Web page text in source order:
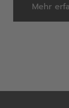
Mehr